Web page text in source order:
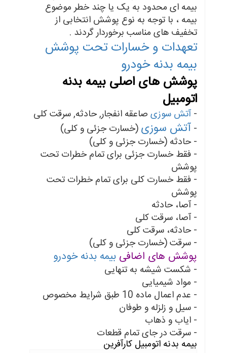
بیمه ای محدود به یک یا چند خطر موضوع
بیمه ، با توجه به نوع پوشش انتخابی از
تخفیف های مناسب برخوردار گردند .
تعهدات و خسارات تحت پوشش
بیمه بدنه خودرو
پوشش های اصلی بیمه بدنه
اتومبیل
-آتش سوزیصاعقه انفجار, حادثه, سرقت کلی
- آتش سوزی (خسارت جزئی و کلی)
- حادثه (خسارت جزئی و کلی)
- فقط خسارت جزئی برای تمام خطرات تحت
پوشش
- فقط خسارت کلی برای تمام خطرات تحت
پوشش
- آصا، حادثه
- آصا، سرقت کلی
- حادثه، سرقت کلی
- سرقت (خسارت جزئی و کلی)
پوشش های اضافی بیمه بدنه خودرو
- شکست شیشه به تنهایی
- مواد شیمیایی
- عدم اعمال ماده 10 طبق شرایط مخصوص
- سیل و زلزله و طوفان
- ایاب و ذهاب
- سرقت در جای تمام قطعات
بیمه بدنه اتومبیل کارآفرین